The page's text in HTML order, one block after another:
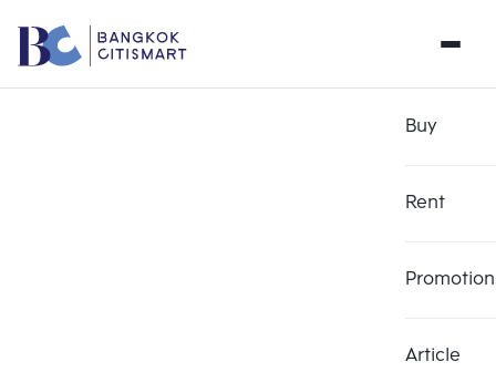
Buy
Rent
Promotion
Article